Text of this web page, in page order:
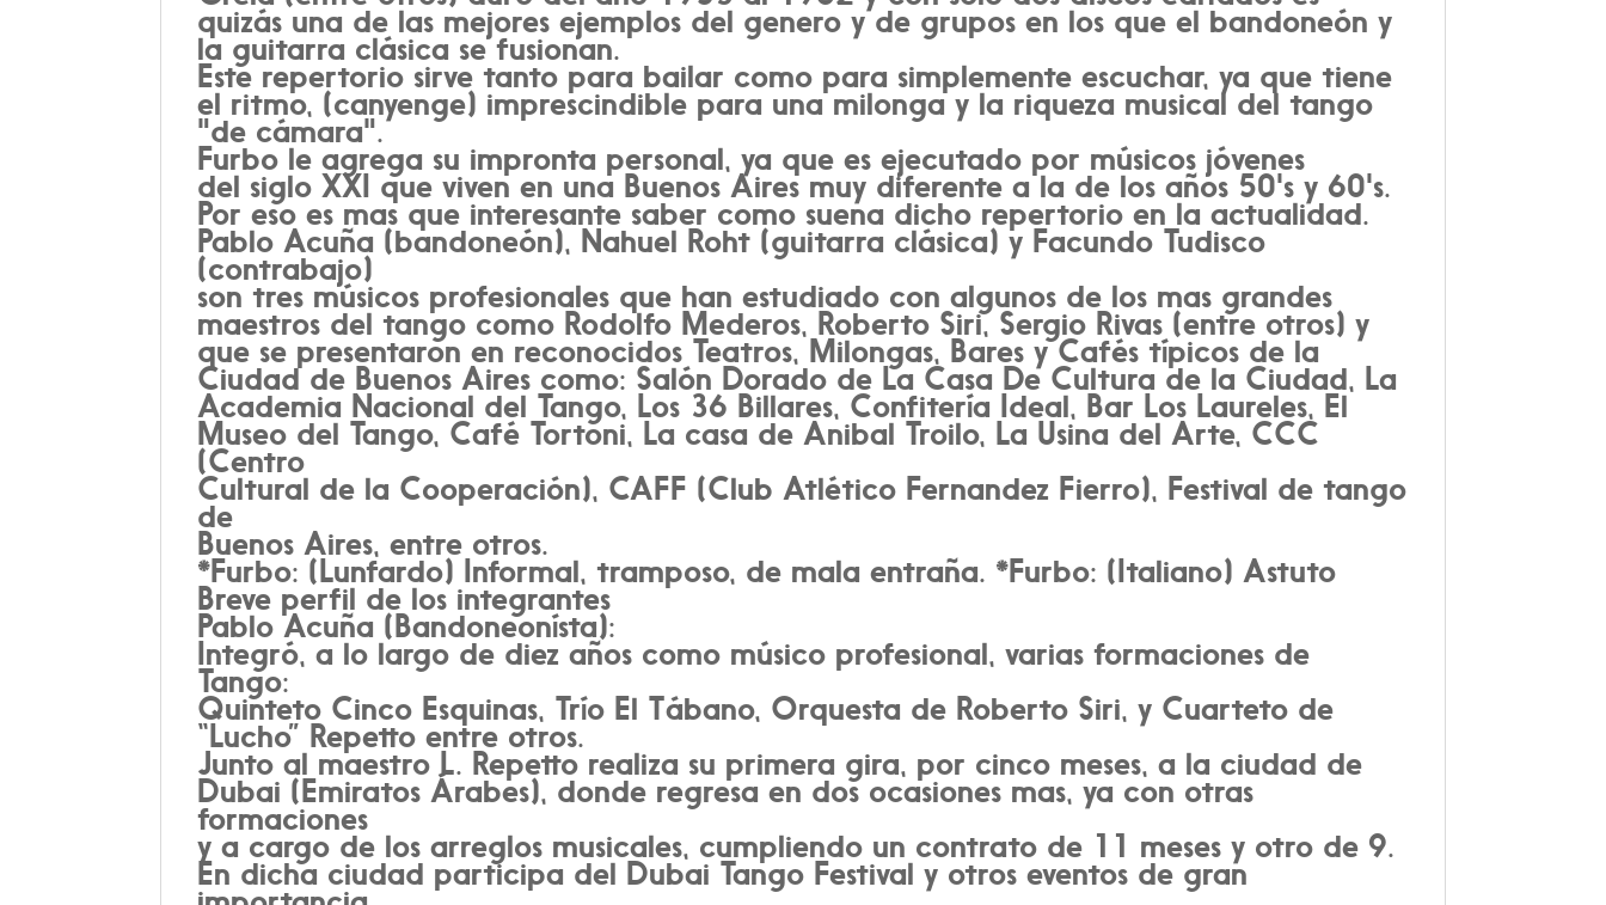
quizás una de las mejores ejemplos del genero y de grupos en los que el bandoneón y
la guitarra clásica se fusionan.
Este repertorio sirve tanto para bailar como para simplemente escuchar, ya que tiene
el ritmo, (canyenge) imprescindible para una milonga y la riqueza musical del tango
"de cámara".
Furbo le agrega su impronta personal, ya que es ejecutado por músicos jóvenes
del siglo XXI que viven en una Buenos Aires muy diferente a la de los años 50's y 60's.
Por eso es mas que interesante saber como suena dicho repertorio en la actualidad.
Pablo Acuña (bandoneón), Nahuel Roht (guitarra clásica) y Facundo Tudisco
(contrabajo)
son tres músicos profesionales que han estudiado con algunos de los mas grandes
maestros del tango como Rodolfo Mederos, Roberto Siri, Sergio Rivas (entre otros) y
que se presentaron en reconocidos Teatros, Milongas, Bares y Cafés típicos de la
Ciudad de Buenos Aires como: Salón Dorado de La Casa De Cultura de la Ciudad, La
Academia Nacional del Tango, Los 36 Billares, Confitería Ideal, Bar Los Laureles, El
Museo del Tango, Café Tortoni, La casa de Anibal Troilo, La Usina del Arte, CCC
(Centro
Cultural de la Cooperación), CAFF (Club Atlético Fernandez Fierro), Festival de tango
de
Buenos Aires, entre otros.
*Furbo: (Lunfardo) Informal, tramposo, de mala entraña. *Furbo: (Italiano) Astuto
Breve perfil de los integrantes
Pablo Acuña (Bandoneonísta):
Integró, a lo largo de diez años como músico profesional, varias formaciones de
Tango:
Quinteto Cinco Esquinas, Trío El Tábano, Orquesta de Roberto Siri, y Cuarteto de
“Lucho” Repetto entre otros.
Junto al maestro L. Repetto realiza su primera gira, por cinco meses, a la ciudad de
Dubai (Emiratos Árabes), donde regresa en dos ocasiones mas, ya con otras
formaciones
y a cargo de los arreglos musicales, cumpliendo un contrato de 11 meses y otro de 9.
En dicha ciudad participa del Dubai Tango Festival y otros eventos de gran